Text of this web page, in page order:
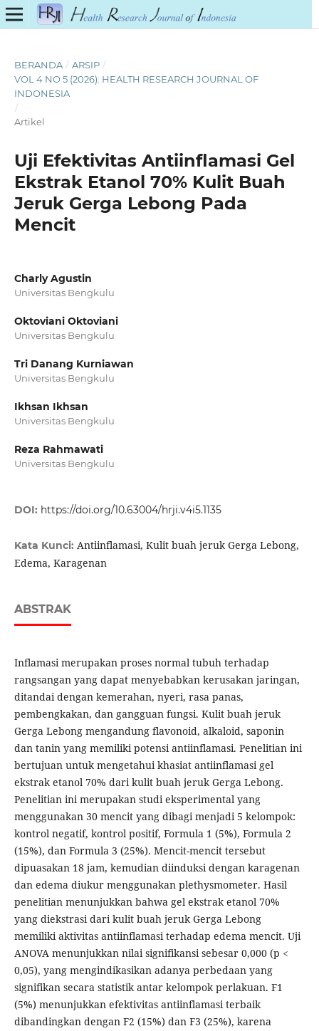
BERANDA / ARSIP /
VOL 4 NO 5 (2026): HEALTH RESEARCH JOURNAL OF
INDONESIA
/
Artikel
Uji Efektivitas Antiinflamasi Gel
Ekstrak Etanol 70% Kulit Buah
Jeruk Gerga Lebong Pada
Mencit
Charly Agustin
Universitas Bengkulu
Oktoviani Oktoviani
Universitas Bengkulu
Tri Danang Kurniawan
Universitas Bengkulu
Ikhsan Ikhsan
Universitas Bengkulu
Reza Rahmawati
Universitas Bengkulu
DOI: https://doi.org/10.63004/hrji.v4i5.1135
Kata Kunci: Antiinflamasi, Kulit buah jeruk Gerga Lebong,
Edema, Karagenan
ABSTRAK
Inflamasi merupakan proses normal tubuh terhadap
rangsangan yang dapat menyebabkan kerusakan jaringan,
ditandai dengan kemerahan, nyeri, rasa panas,
pembengkakan, dan gangguan fungsi. Kulit buah jeruk
Gerga Lebong mengandung flavonoid, alkaloid, saponin
dan tanin yang memiliki potensi antiinflamasi. Penelitian ini
bertujuan untuk mengetahui khasiat antiinflamasi gel
ekstrak etanol 70% dari kulit buah jeruk Gerga Lebong.
Penelitian ini merupakan studi eksperimental yang
menggunakan 30 mencit yang dibagi menjadi 5 kelompok:
kontrol negatif, kontrol positif, Formula 1 (5%), Formula 2
(15%), dan Formula 3 (25%). Mencit-mencit tersebut
dipuasakan 18 jam, kemudian diinduksi dengan karagenan
dan edema diukur menggunakan plethysmometer. Hasil
penelitian menunjukkan bahwa gel ekstrak etanol 70%
yang diekstrasi dari kulit buah jeruk Gerga Lebong
memiliki aktivitas antiinflamasi terhadap edema mencit. Uji
ANOVA menunjukkan nilai signifikansi sebesar 0,000 (p <
0,05), yang mengindikasikan adanya perbedaan yang
signifikan secara statistik antar kelompok perlakuan. F1
(5%) menunjukkan efektivitas antiinflamasi terbaik
dibandingkan dengan F2 (15%) dan F3 (25%), karena